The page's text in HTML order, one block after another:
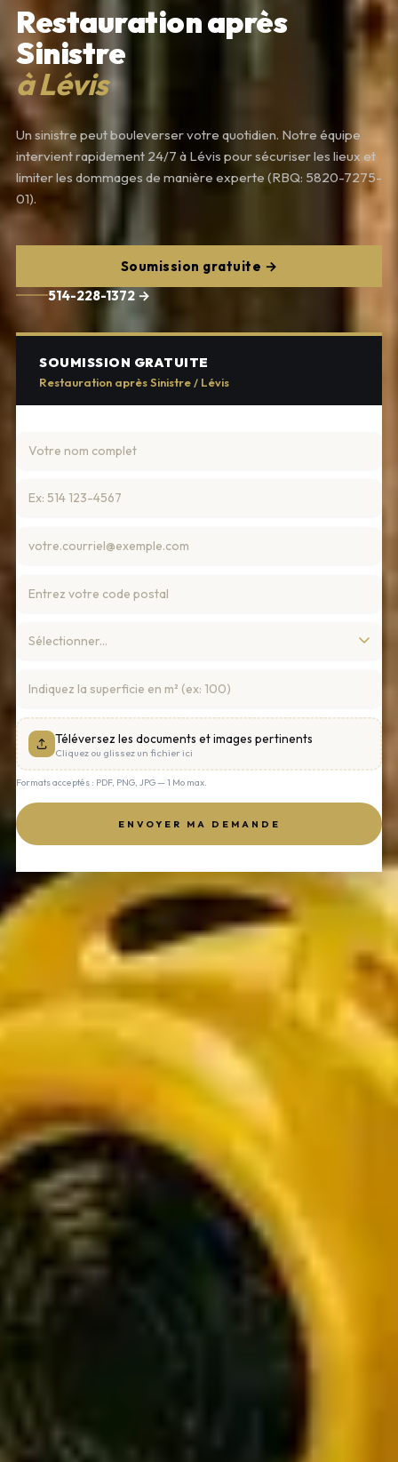
Restauration après
Sinistre
à Lévis
Un sinistre peut bouleverser votre quotidien. Notre équipe
intervient rapidement 24/7 à Lévis pour sécuriser les lieux et
limiter les dommages de manière experte (RBQ: 5820-7275-
01).
Soumission gratuite →
514-228-1372 →
SOUMISSION GRATUITE
Restauration après Sinistre / Lévis
Téléversez les documents et images pertinents
Cliquez ou glissez un fichier ici
Formats acceptés : PDF, PNG, JPG — 1 Mo max.
ENVOYER MA DEMANDE